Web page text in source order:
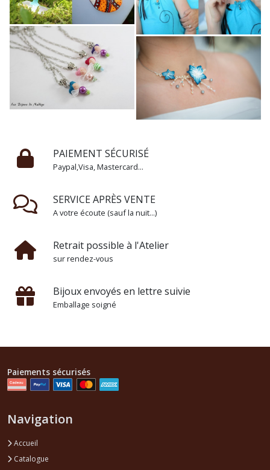
PAIEMENT SÉCURISÉ
Paypal,Visa, Mastercard...
SERVICE APRÈS VENTE
A votre écoute (sauf la nuit...)
Retrait possible à l'Atelier
sur rendez-vous
Bijoux envoyés en lettre suivie
Emballage soigné
Paiements sécurisés
Navigation
Accueil
Catalogue